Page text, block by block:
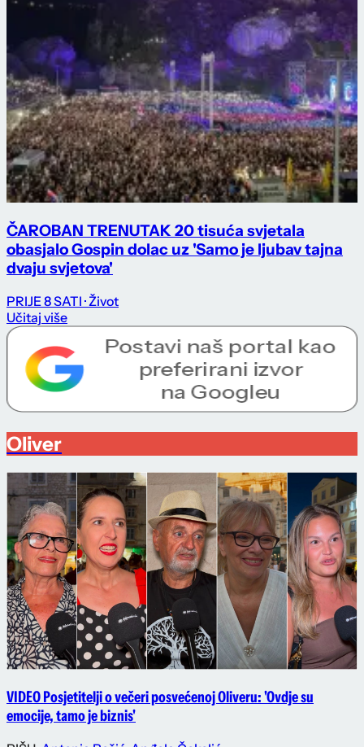
ČAROBAN TRENUTAK 20 tisuća svjetala
obasjalo Gospin dolac uz 'Samo je ljubav tajna
dvaju svjetova'
PRIJE 8 SATI · Život
Učitaj više
Oliver
VIDEO Posjetitelji o večeri posvećenoj Oliveru: 'Ovdje su
emocije, tamo je biznis'